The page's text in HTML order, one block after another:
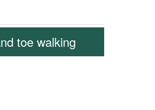
toe walking